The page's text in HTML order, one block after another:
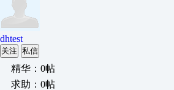
dhtest
关注 私信
精华：0帖
求助：0帖